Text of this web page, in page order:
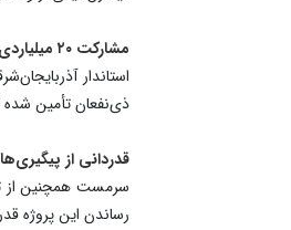
مشارکت ۲۰ میلیاردی مردم؛ الگویی کم‌نظیر در تکمیل پروژه‌های عمرانی
ذی‌نفعان تأمین شده
قدردانی از
سرمست همچنین از
رساندن این پروژه